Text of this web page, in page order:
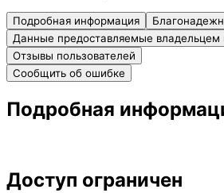
Подробная информация
Данные предоставляемые владельцем
Отзывы пользователей
Сообщить об ошибке
Подробная
Доступ ограничен